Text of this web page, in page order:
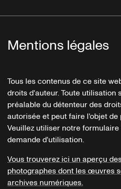
Mentions légales
Tous les contenus de ce site
droits d'auteur. Toute utilisation
préalable du détenteur des
autorisée et peut faire l'objet
Veuillez utiliser notre
demande d'utilisation.
Vous trouverez ici un aperçu
photographes dont les œuvres
archives numériques.